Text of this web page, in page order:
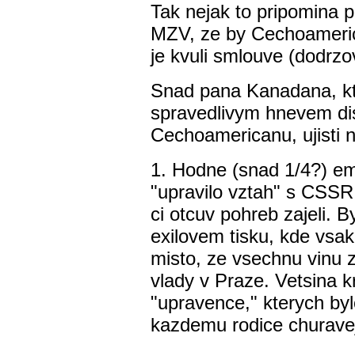
Tak nejak to pripomina
MZV, ze by
je kvuli smlouve
Snad pana Kanadana,
spravedlivym hnevem
Cechoamericanu, ujisti
1. Hodne (snad 1/4?)
"upravilo vztah" s
ci otcuv pohreb zajeli.
exilovem tisku, kde
misto, ze vsechnu vinu
vlady v Praze. Vetsina
"upravence," kterych
kazdemu rodice